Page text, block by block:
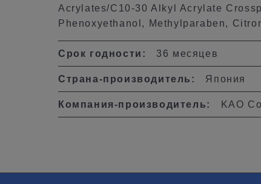
Acrylates/C10-30 Alkyl Acrylate
Phenoxyethanol, Methylparaben,
Срок годности: 36 месяцев
Страна-производитель: Япония
Компания-производитель: KAO